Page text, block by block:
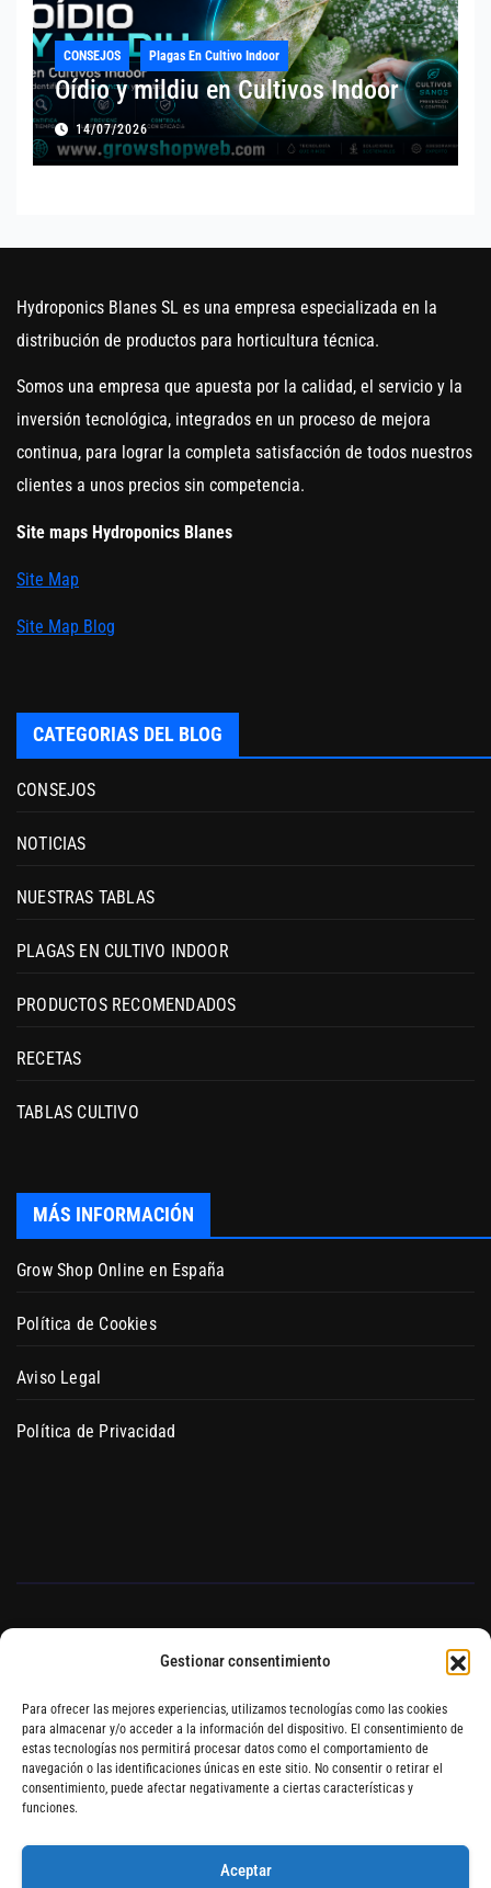
Gestionar consentimiento
Para ofrecer las mejores experiencias, utilizamos tecnologías como las cookies
para almacenar y/o acceder a la información del dispositivo. El consentimiento de
estas tecnologías nos permitirá procesar datos como el comportamiento de
navegación o las identificaciones únicas en este sitio. No consentir o retirar el
consentimiento, puede afectar negativamente a ciertas características y
funciones.
Aceptar
CONSEJOS Plagas En Cultivo Indoor
Oídio y mildiu en Cultivos Indoor
14/07/2026
Hydroponics Blanes SL es una empresa especializada en la
distribución de productos para horticultura técnica.
Somos una empresa que apuesta por la calidad, el servicio y la
inversión tecnológica, integrados en un proceso de mejora
continua, para lograr la completa satisfacción de todos nuestros
clientes a unos precios sin competencia.
Site maps Hydroponics Blanes
Site Map
Site Map Blog
CATEGORIAS DEL BLOG
CONSEJOS
NOTICIAS
NUESTRAS TABLAS
PLAGAS EN CULTIVO INDOOR
PRODUCTOS RECOMENDADOS
RECETAS
TABLAS CULTIVO
MÁS INFORMACIÓN
Grow Shop Online en España
Política de Cookies
Aviso Legal
Política de Privacidad
Blog de Auto Cultivo
Hydroponics Blanes Grow